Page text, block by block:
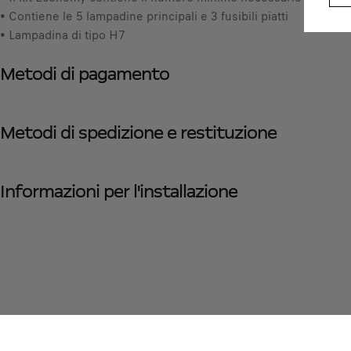
• Contiene le 5 lampadine principali e 3 fusibili piatti
• Lampadina di tipo H7
Metodi di pagamento
Metodi di spedizione e restituzione
Informazioni per l'installazione